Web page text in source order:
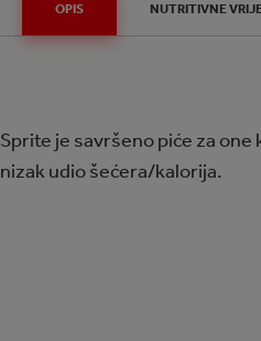
OPIS NUTRITIVNE
Sprite je savršeno piće za
nizak udio šećera/kalorija.